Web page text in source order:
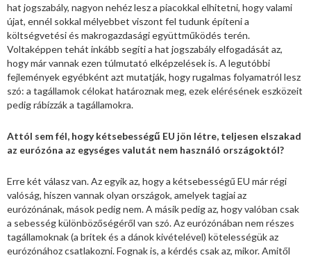
hat jogszabály, nagyon nehéz lesz a piacokkal elhitetni, hogy valami
újat, ennél sokkal mélyebbet viszont fel tudunk építeni a
költségvetési és makrogazdasági együttműködés terén.
Voltaképpen tehát inkább segíti a hat jogszabály elfogadását az,
hogy már vannak ezen túlmutató elképzelések is. A legutóbbi
fejlemények egyébként azt mutatják, hogy rugalmas folyamatról lesz
szó: a tagállamok célokat határoznak meg, ezek elérésének eszközeit
pedig rábízzák a tagállamokra.
Attól sem fél, hogy kétsebességű EU jön létre, teljesen elszakad
az eurózóna az egységes valutát nem használó országoktól?
Erre két válasz van. Az egyik az, hogy a kétsebességű EU már régi
valóság, hiszen vannak olyan országok, amelyek tagjai az
eurózónának, mások pedig nem. A másik pedig az, hogy valóban csak
a sebesség különbözőségéről van szó. Az eurózónában nem részes
tagállamoknak (a britek és a dánok kivételével) kötelességük az
eurózónához csatlakozni. Fognak is, a kérdés csak az, mikor. Amitől